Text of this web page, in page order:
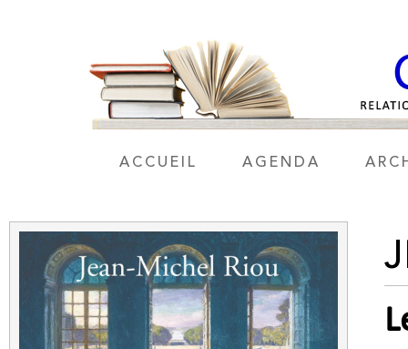
ACCUEIL AGENDA